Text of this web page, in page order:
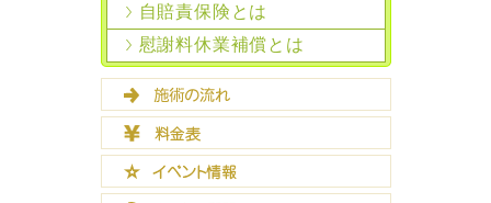
自賠責保険とは
慰謝料休業補償とは